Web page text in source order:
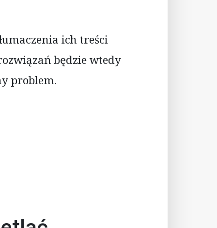
ich treści
będzie wtedy
problem.